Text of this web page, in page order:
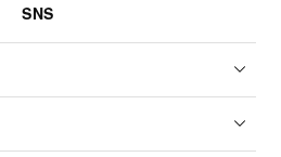
SNS